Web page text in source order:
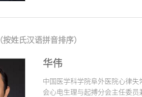
（按姓氏汉语拼音排序）
华伟
中国医学科学院阜外医院心律
会心电生理与起搏分会主任委